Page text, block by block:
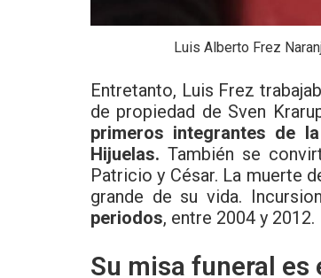
Luis Alberto Frez
Entretanto, Luis Frez
de propiedad de Sven
primeros integrantes de
Hijuelas. También se
Patricio y César. La muerte
grande de su vida.
periodos, entre 2004 y 2012.
Su misa funeral es